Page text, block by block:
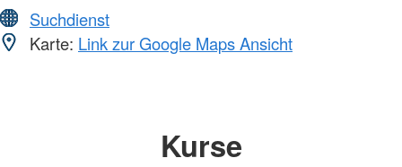
Suchdienst
Karte: Link zur Google Maps Ansicht
Kurse